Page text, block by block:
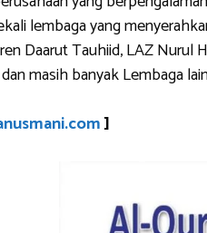
lembaga yang
Daarut Tauhiid, LAZ
masih banyak Lembaga
]